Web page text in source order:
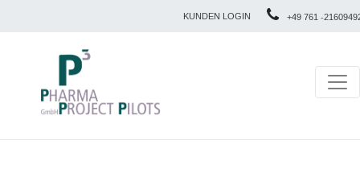
KUNDEN LOGIN +49 761 -